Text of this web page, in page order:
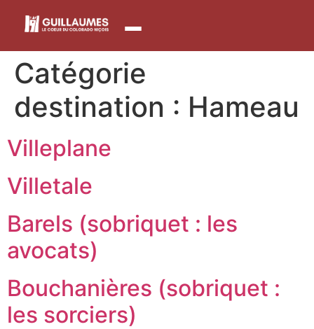
principal
Catégorie
destination : Hameau
Villeplane
Villetale
Barels (sobriquet : les
avocats)
Bouchanières (sobriquet :
les sorciers)